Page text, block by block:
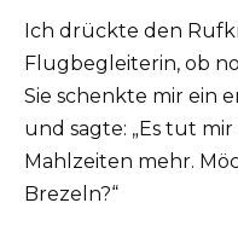
Ich drückte den
Flugbegleiterin, ob
Sie schenkte mir ein
und sagte: „Es tut
Mahlzeiten mehr.
Brezeln?“